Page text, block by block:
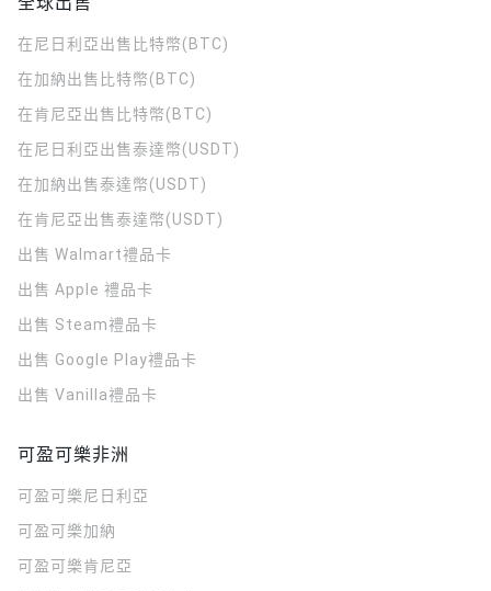
在尼日利亞出售比特幣(BTC)
在加納出售比特幣(BTC)
在肯尼亞出售比特幣(BTC)
在尼日利亞出售泰達幣(USDT)
在加納出售泰達幣(USDT)
在肯尼亞出售泰達幣(USDT)
出售 Walmart禮品卡
出售 Apple 禮品卡
出售 Steam禮品卡
出售 Google Play禮品卡
出售 Vanilla禮品卡
可盈可樂非洲
可盈可樂 尼日利亞
可盈可樂加納
可盈可樂肯尼亞